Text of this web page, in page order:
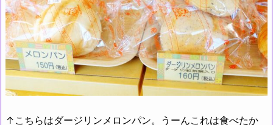
↑こちらはダージリンメロンパン。うーんこれは食べたか